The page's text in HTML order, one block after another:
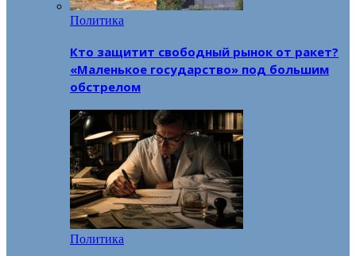
Политика
Кто защитит свободный рынок от ракет?
«Маленькое государство» под большим
обстрелом
Политика